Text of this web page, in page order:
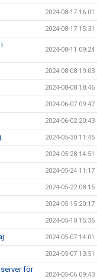
2024-08-17 16:01
2024-08-17 15:31
i
2024-08-11 09:24
2024-08-08 19:03
2024-08-08 18:46
2024-06-07 09:47
2024-06-02 20:43
2024-05-30 11:45
2024-05-28 14:51
2024-05-24 11:17
2024-05-22 08:15
2024-05-15 20:17
2024-05-10 15:36
2024-05-07 14:01
2024-05-07 13:51
för
2024-05-06 09:43